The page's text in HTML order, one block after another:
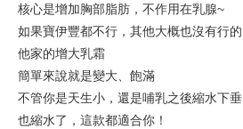
核心是增加胸部脂肪，不作用在乳腺~
如果寶伊豐都不行，其他大概也沒有行的
他家的增大乳霜
簡單來說就是變大、飽滿
不管你是天生小，還是哺乳之後縮水下
也縮水了，這款都適合你！